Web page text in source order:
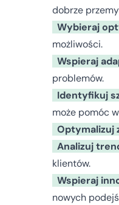
dobrze
Wybieraj
możliwości.
Wspieraj
problemów.
Identyfikuj
może pomóc
Optymalizuj
Analizuj
klientów.
Wspieraj
nowych